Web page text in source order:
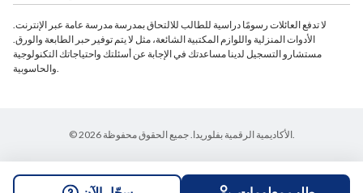
لا تدفع العائلات رسومًا دراسية للطالب للالتحاق بمدرسة مدرسة عامة عبر الإنترنت.
الأدوات المنزلية واللوازم المكتبية الشائعة، مثل لا يتم توفير حبر الطابعة والورق.
مستشارو التسجيل لدينا مساعدتك في الإجابة عن أسئلتك واحتياجاتك التكنولوجية
والحاسوبية.
© 2026 الأكاديمية الرقمية بفلوريدا. جميع الحقوق محفوظة.